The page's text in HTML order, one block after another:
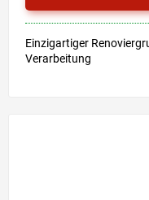
Einzigartiger
Verarbeitung